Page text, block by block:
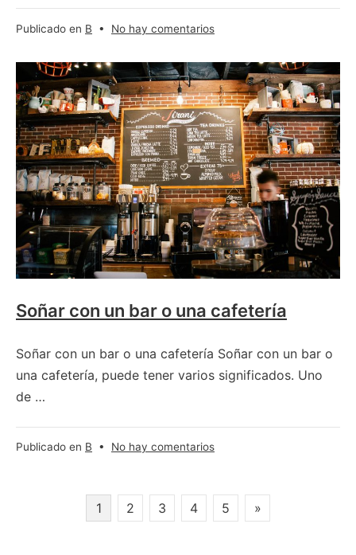
Publicado en B • No hay comentariosen
significa
soñar
con
una
ballena?
Soñar con un bar o una cafetería
Soñar con un bar o una cafetería Soñar con un bar o
una cafetería, puede tener varios significados. Uno
de …
Publicado en B • No hay comentariosen
un
bar
Paginación
1 2 3 4 5 »